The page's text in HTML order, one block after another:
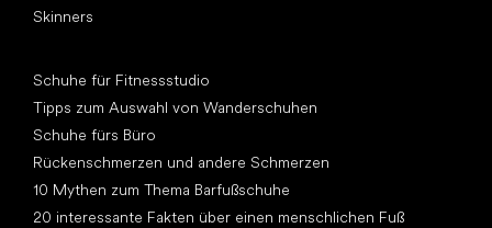
Skinners
Schuhe für Fitnessstudio
Tipps zum Auswahl von Wanderschuhen
Schuhe fürs Büro
Rückenschmerzen und andere Schmerzen
10 Mythen zum Thema Barfußschuhe
20 interessante Fakten über einen menschlichen Fuß